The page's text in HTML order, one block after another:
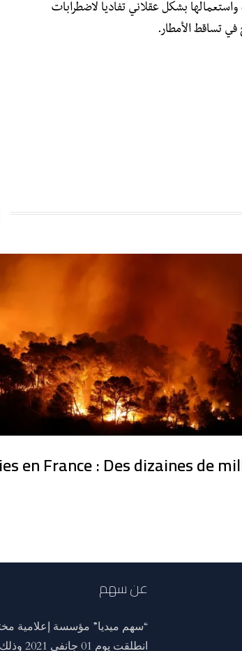
بشكل عقلاني تفاديا لاضطرابات
في تساقط الأمطار.
en France : Des dizaines de
عن سهم
“سهم ميديا” مؤسسة إعلامية